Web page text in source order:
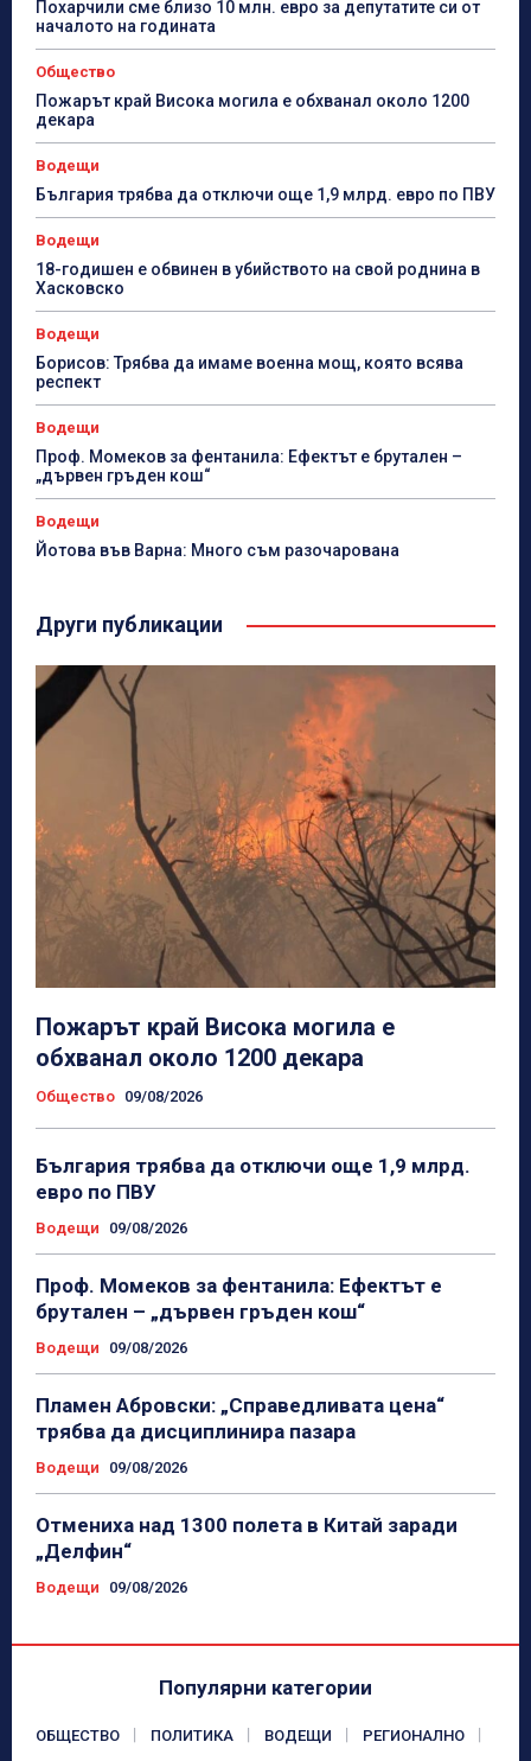
Похарчили сме близо 10 млн. евро за депутатите си от
началото на годината
Общество
Пожарът край Висока могила е обхванал около 1200
декара
Водещи
България трябва да отключи още 1,9 млрд. евро по ПВУ
Водещи
18-годишен е обвинен в убийството на свой роднина в
Хасковско
Водещи
Борисов: Трябва да имаме военна мощ, която всява
респект
Водещи
Проф. Момеков за фентанила: Ефектът е брутален –
„дървен гръден кош“
Водещи
Йотова във Варна: Много съм разочарована
Други публикации
Пожарът край Висока могила е
обхванал около 1200 декара
Общество 09/08/2026
България трябва да отключи още 1,9 млрд.
евро по ПВУ
Водещи 09/08/2026
Проф. Момеков за фентанила: Ефектът е
брутален – „дървен гръден кош“
Водещи 09/08/2026
Пламен Абровски: „Справедливата цена“
трябва да дисциплинира пазара
Водещи 09/08/2026
Отмениха над 1300 полета в Китай заради
„Делфин“
Водещи 09/08/2026
Популярни категории
ОБЩЕСТВО ПОЛИТИКА ВОДЕЩИ РЕГИОНАЛНО